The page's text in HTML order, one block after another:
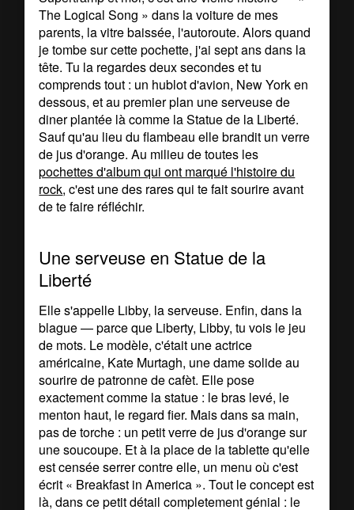
The Logical Song » dans la voiture de mes
parents, la vitre baissée, l'autoroute. Alors quand
je tombe sur cette pochette, j'ai sept ans dans la
tête. Tu la regardes deux secondes et tu
comprends tout : un hublot d'avion, New York en
dessous, et au premier plan une serveuse de
diner plantée là comme la Statue de la Liberté.
Sauf qu'au lieu du flambeau elle brandit un verre
de jus d'orange. Au milieu de toutes les
pochettes d'album qui ont marqué l'histoire du
rock, c'est une des rares qui te fait sourire avant
de te faire réfléchir.
Une serveuse en Statue de la
Liberté
Elle s'appelle Libby, la serveuse. Enfin, dans la
blague — parce que Liberty, Libby, tu vois le jeu
de mots. Le modèle, c'était une actrice
américaine, Kate Murtagh, une dame solide au
sourire de patronne de cafèt. Elle pose
exactement comme la statue : le bras levé, le
menton haut, le regard fier. Mais dans sa main,
pas de torche : un petit verre de jus d'orange sur
une soucoupe. Et à la place de la tablette qu'elle
est censée serrer contre elle, un menu où c'est
écrit « Breakfast in America ». Tout le concept est
là, dans ce petit détail completement génial : le